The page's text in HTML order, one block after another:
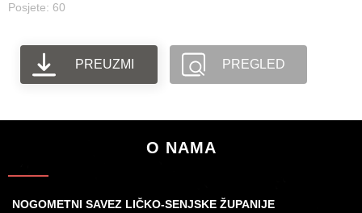
Posjete: 60
PREUZMI PREGLED
O NAMA
NOGOMETNI SAVEZ LIČKO-SENJSKE ŽUPANIJE